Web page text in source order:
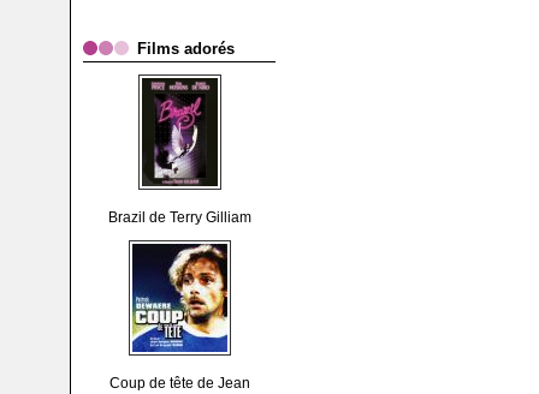
Films adorés
Brazil de Terry Gilliam
Coup de tête de Jean